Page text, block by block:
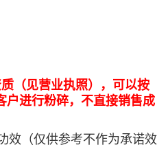
（见营业执照），可以按
户进行粉碎，不直接销售成
效（仅供参考不作为承诺效